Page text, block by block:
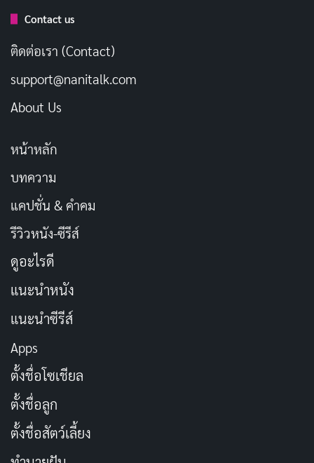
อยู่
ชาแทฮยอนในบทกยอนอูก็ทำได้ดี เขาเป็นหนุ่มธรรมดาที่
ต้องรับมือกับพายุชื่อเธอ เคมีระหว่างทั้งคู่ดีมาก ทำให้ไดนา
และเข้าถึงได้ง่าย
ทั้งคู่ทำให้หนังไม่ใช่แค่โรแมนติกคอมเมดี้ธรรมดา แต่มีชั้น
เชิงทางอารมณ์ เหมือนกับว่าเธอคือไฟที่จุดประกายให้เขา
และเขาคือน้ำที่ทำให้เธอสงบลง การแสดงของพวกเขา
หนังเรื่องนี้สำรวจธีมการพลิกบทบาททางเพศในความรัก
อย่างสนุกสนาน ปกติพระเอกจะเป็นฝ่ายนำ แต่ที่นี่นางเอก
กลับเป็นคนซ่าส์และควบคุมทุกอย่าง ทำให้สดใหม่และ
ท้าทายกรอบเดิมของโรแมนติกคอมเมดี้เกาหลี มันผสมเม
โลดราม่ากับมุกตลกแบบสแลปสติก แต่ไม่หลุดบริบท เพราะ
ยึดโยงด้วยเรื่องจริง
บางฉากแวะออกนอกทางไปในทิศทางแปลกๆ เช่น ไอเดีย
บทหนังไซไฟบ้าๆ ของเธอ แต่ทุกอย่างก็เชื่อมโยงกลับมาที่
Contact us
ติดต่อเรา (Contact)
support@nanitalk.com
About Us
หน้าหลัก
บทความ
แคปชั่น & คำคม
รีวิวหนัง-ซีรีส์
ดูอะไรดี
แนะนำหนัง
แนะนำซีรีส์
Apps
ตั้งชื่อโซเชียล
ตั้งชื่อลูก
ตั้งชื่อสัตว์เลี้ยง